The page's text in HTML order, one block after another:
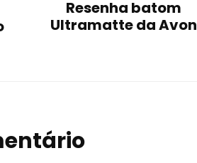
Resenha batom
Ultramatte da Avon